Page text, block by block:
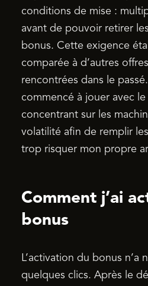
conditions de mise :
avant de pouvoir retirer
bonus. Cette exigence
comparée à d’autres
rencontrées dans le
commencé à jouer avec
concentrant sur les
volatilité afin de remplir
trop risquer mon propre
Comment j’ai
bonus
L’activation du bonus n’a
quelques clics. Après le